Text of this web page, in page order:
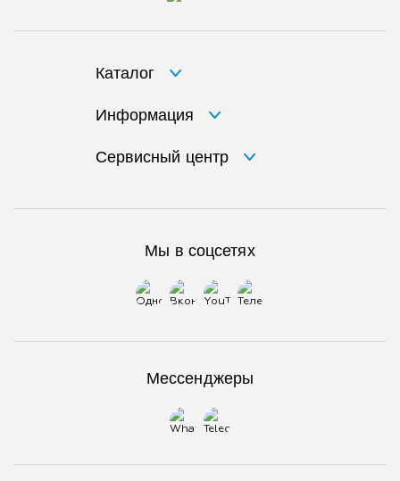
Каталог
Информация
Сервисный центр
Мы в соцсетях
Мессенджеры